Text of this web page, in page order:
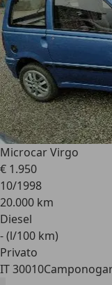
Microcar Virgo
€ 1.950
10/1998
20.000 km
Diesel
- (l/100 km)
Privato
IT 30010